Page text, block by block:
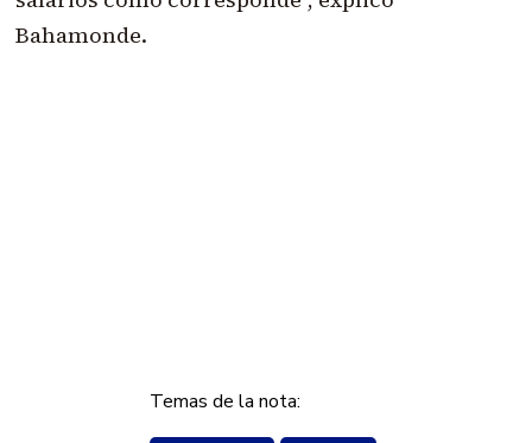
Bahamonde.
Temas de la nota: